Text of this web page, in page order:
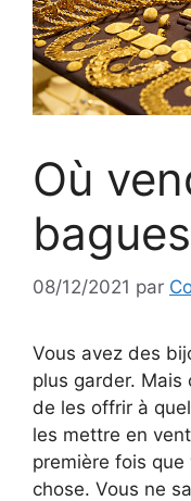
Où
08/12/2021 par
Vous avez des
plus garder. Mais
de les offrir à
les mettre en
première fois
chose. Vous ne